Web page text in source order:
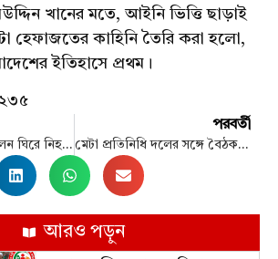
খানের মতে, আইনি ভিত্তি ছাড়াই
কাহিনি তৈরি করা হলো,
ইতিহাসে প্রথম।
২৩৫
কোটা সংস্কার আন্দোলন ঘিরে নিহতদের স্মরণে দেশে আজ শোক
পরবর্তী
মেটা প্রতিনিধি দলের সঙ্গে বৈঠক করলেন পলক
আরও পড়ুন